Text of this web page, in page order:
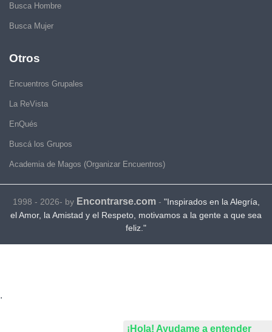
¡Hola! Ayudame a entender
Busca Hombre
Busca Mujer
Otros
Encuentros Grupales
La ReVista
EnQués
Buscá los Grupos
Academia de Magos (Organizar Encuentros)
1998 - 2026- by Encontrarse.com- "Inspirados en la Alegría,
el Amor, la Amistad y el Respeto, motivamos a la gente a que sea
feliz."
.